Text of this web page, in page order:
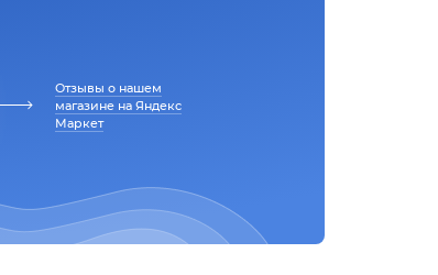
Отзывы о нашем
магазине на Яндекс
Маркет